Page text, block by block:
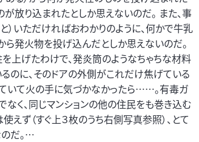
が放り込まれたとしか思えないのだ。 また、事
）いただければおわかりのように、何かで牛乳
発火物を投げ込んだとしか思えないのだ。
上げたわけで、発炎筒のようなちゃちな材料
のに、そのドアの外側がこれだけ焦げている
ていて火の手に気づかなかったら……。有毒ガ
く、同じマンションの他の住民をも巻き込む
ず（すぐ上３枚のうち右側写真参照）、とて
だ。…